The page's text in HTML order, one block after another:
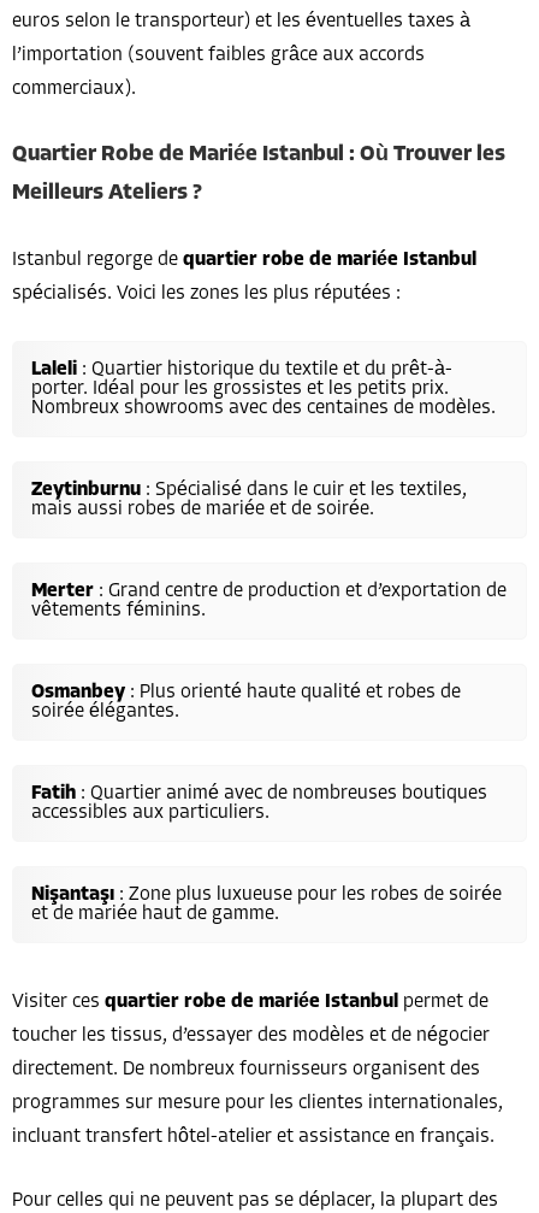
euros selon le transporteur) et les éventuelles taxes à
l’importation (souvent faibles grâce aux accords
commerciaux).
Quartier Robe de Mariée Istanbul : Où Trouver les
Meilleurs Ateliers ?
Istanbul regorge de quartier robe de mariée Istanbul
spécialisés. Voici les zones les plus réputées :
Laleli : Quartier historique du textile et du prêt-à-
porter. Idéal pour les grossistes et les petits prix.
Nombreux showrooms avec des centaines de modèles.
Zeytinburnu : Spécialisé dans le cuir et les textiles,
mais aussi robes de mariée et de soirée.
Merter : Grand centre de production et d’exportation de
vêtements féminins.
Osmanbey : Plus orienté haute qualité et robes de
soirée élégantes.
Fatih : Quartier animé avec de nombreuses boutiques
accessibles aux particuliers.
Nişantaşı : Zone plus luxueuse pour les robes de soirée
et de mariée haut de gamme.
Visiter ces quartier robe de mariée Istanbul permet de
toucher les tissus, d’essayer des modèles et de négocier
directement. De nombreux fournisseurs organisent des
programmes sur mesure pour les clientes internationales,
incluant transfert hôtel-atelier et assistance en français.
Pour celles qui ne peuvent pas se déplacer, la plupart des